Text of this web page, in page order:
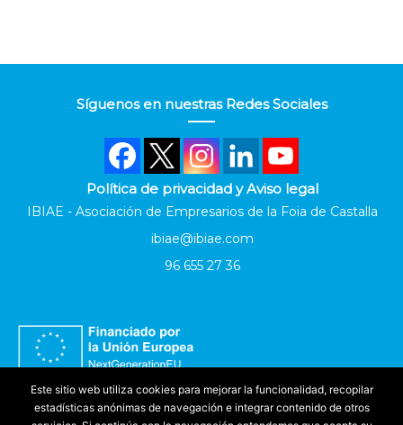
Síguenos en nuestras Redes Sociales
Política de privacidad y Aviso legal
IBIAE - Asociación de Empresarios de la Foia de Castalla
ibiae@ibiae.com
96 655 27 36
Este sitio web utiliza cookies para mejorar la funcionalidad, recopilar
estadísticas anónimas de navegación e integrar contenido de otros